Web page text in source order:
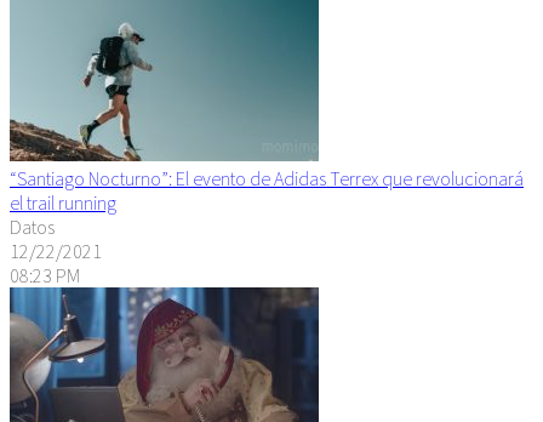
“Santiago Nocturno”: El evento de Adidas Terrex que revolucionará
el trail running
Datos
12/22/2021
08:23 PM